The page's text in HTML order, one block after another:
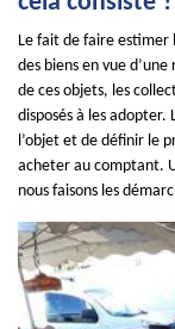
Le fait de faire estimer
des biens en vue
de ces objets, les
disposés à les
l’objet et de définir le
acheter au comptant.
nous faisons les